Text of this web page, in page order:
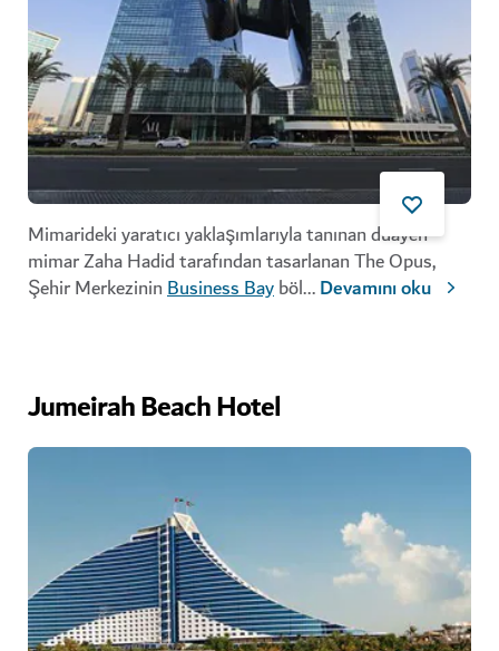
Mimarideki yaratıcı yaklaşımlarıyla tanınan duayen
mimar Zaha Hadid tarafından tasarlanan The Opus,
Şehir MerkezininBusiness Bayböl...Devamını oku
Jumeirah Beach Hotel